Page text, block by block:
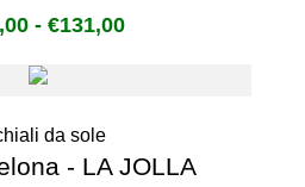
- €131,00
da sole
- LA JOLLA